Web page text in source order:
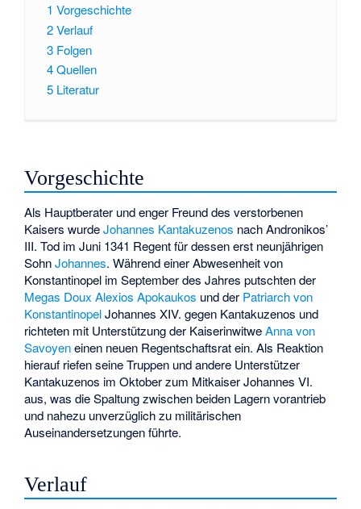
1 Vorgeschichte
2Verlauf
3 Folgen
4Quellen
5 Literatur
Vorgeschichte
Als Hauptberater und enger Freund des verstorbenen
Kaisers wurdeJohannes Kantakuzenos nach Andronikos’
III. Tod im Juni 1341 Regent für dessen erst neunjährigen
SohnJohannes. Während einer Abwesenheit von
Konstantinopel im September des Jahres putschten der
Megas Doux Alexios Apokaukos und der Patriarch von
Konstantinopel Johannes XIV. gegen Kantakuzenos und
richteten mit Unterstützung der KaiserinwitweAnna von
Savoyeneinen neuen Regentschaftsrat ein. Als Reaktion
hierauf riefen seine Truppen und andere Unterstützer
Kantakuzenos im Oktober zum Mitkaiser Johannes VI.
aus, was die Spaltung zwischen beiden Lagern vorantrieb
und nahezu unverzüglich zu militärischen
Auseinandersetzungen führte.
Verlauf